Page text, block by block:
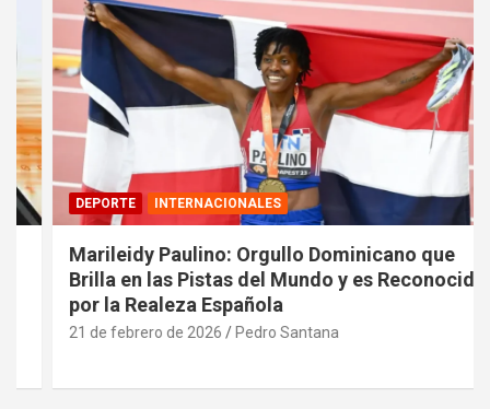
DEPORTE INTERNACIONALES
Marileidy Paulino: Orgullo Dominicano que
Brilla en las Pistas del Mundo y es Reconocida
por la Realeza Española
21 de febrero de 2026 Pedro Santana